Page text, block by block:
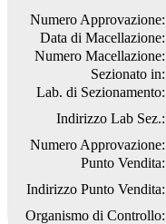
Numero Approvazione:
Data di Macellazione:
Numero Macellazione:
Sezionato in:
Lab. di Sezionamento:
Indirizzo Lab Sez.:
Numero Approvazione:
Punto Vendita:
Indirizzo Punto Vendita:
Organismo di Controllo: